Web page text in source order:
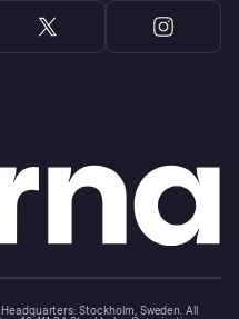
Stockholm, Sweden. All